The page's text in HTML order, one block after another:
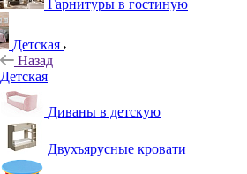
Гарнитуры в гостиную
Детская
Назад
Детская
Диваны в детскую
Двухъярусные кровати